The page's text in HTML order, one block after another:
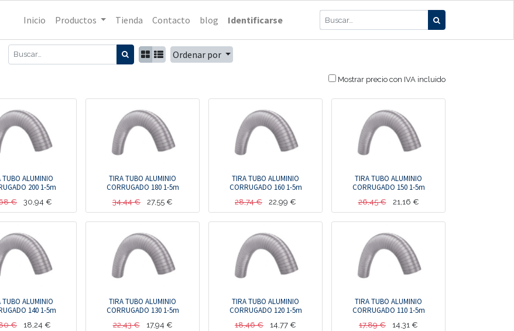
Inicio Productos Tienda Contacto blog Identificarse
Ordenar por
Mostrar precio con IVA incluido
TUBO ALUMINIO
200 1-5m
€ 30,94 €
TIRA TUBO ALUMINIO
CORRUGADO 180 1-5m
34,44€ 27,55 €
TIRA TUBO ALUMINIO
CORRUGADO 160 1-5m
28,74€ 22,99 €
TIRA TUBO ALUMINIO
CORRUGADO 150 1-5m
26,45€ 21,16 €
TUBO ALUMINIO
140 1-5m
€ 18,24 €
TIRA TUBO ALUMINIO
CORRUGADO 130 1-5m
22,43€ 17,94 €
TIRA TUBO ALUMINIO
CORRUGADO 120 1-5m
18,46€ 14,77 €
TIRA TUBO ALUMINIO
CORRUGADO 110 1-5m
17,89€ 14,31 €